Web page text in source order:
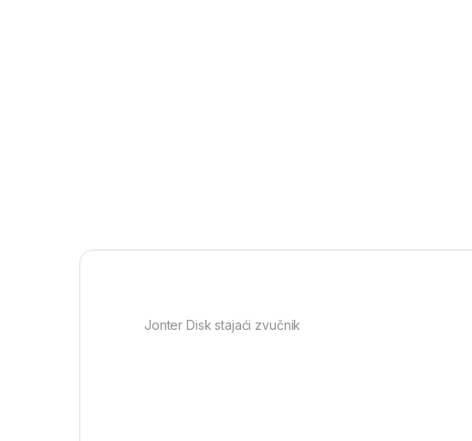
Jonter Disk stajaći zvučnik